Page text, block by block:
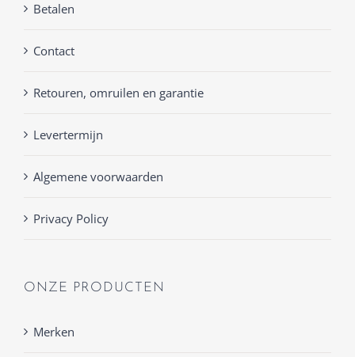
Betalen
Contact
Retouren, omruilen en garantie
Levertermijn
Algemene voorwaarden
Privacy Policy
ONZE PRODUCTEN
Merken